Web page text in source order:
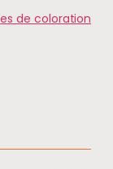
de coloration